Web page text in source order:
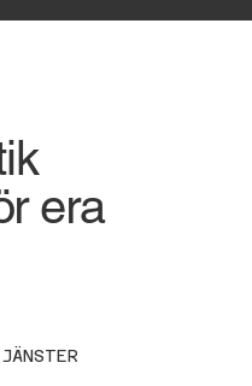
era